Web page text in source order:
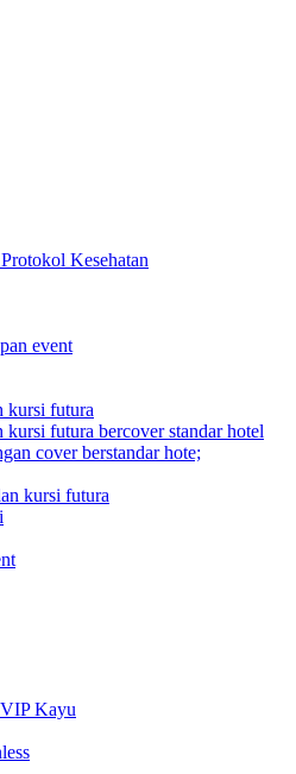
Kesehatan
event
kursi futura
kursi futura bercover standar hotel
cover berstandar hote;
kursi futura
Kayu